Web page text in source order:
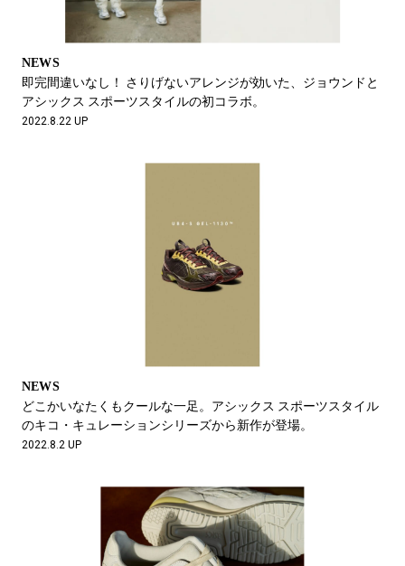
NEWS
即完間違いなし！ さりげないアレンジが効いた、ジョウンドと
アシックス スポーツスタイルの初コラボ。
2022.8.22 UP
NEWS
どこかいなたくもクールな一足。アシックス スポーツスタイル
のキコ・キュレーションシリーズから新作が登場。
2022.8.2 UP